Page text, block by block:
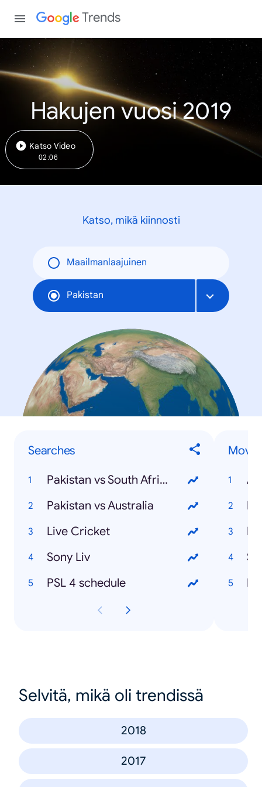
Trends
Hakujen vuosi 2019
Katso Video
02:06
Katso, mikä kiinnosti
Maailmanlaajuinen
Pakistan
Searches
Pakistan vs South Africa
Pakistan vs Australia
Live Cricket
Sony Liv
PSL 4 schedule
Selvitä, mikä oli trendissä
2018
2017